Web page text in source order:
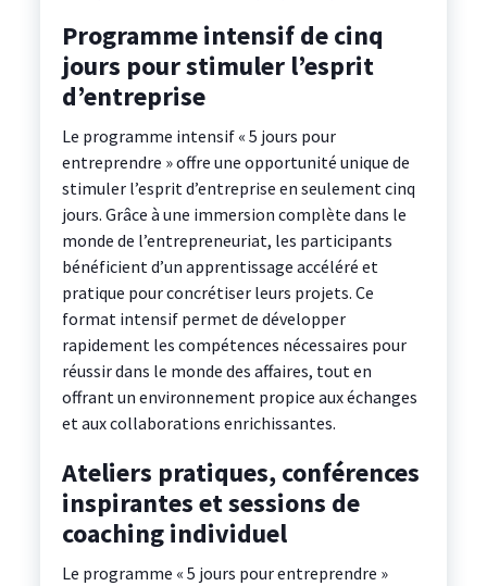
Programme intensif de cinq
jours pour stimuler l’esprit
d’entreprise
Le programme intensif « 5 jours pour
entreprendre » offre une opportunité unique de
stimuler l’esprit d’entreprise en seulement cinq
jours. Grâce à une immersion complète dans le
monde de l’entrepreneuriat, les participants
bénéficient d’un apprentissage accéléré et
pratique pour concrétiser leurs projets. Ce
format intensif permet de développer
rapidement les compétences nécessaires pour
réussir dans le monde des affaires, tout en
offrant un environnement propice aux échanges
et aux collaborations enrichissantes.
Ateliers pratiques, conférences
inspirantes et sessions de
coaching individuel
Le programme « 5 jours pour entreprendre »